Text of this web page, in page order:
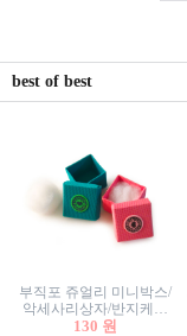
best of best
부직포 쥬얼리 미니박스/
악세사리상자/반지케이
스/반지상자/귀걸이상자/
130 원